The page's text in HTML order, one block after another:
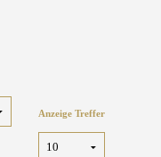
Anzeige Treffer